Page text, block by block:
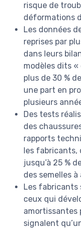
risque de
déformations
Les données
reprises par
dans leurs
modèles dits
plus de 30 %
une part en
plusieurs
Des tests
des
rapports
les fabricants,
jusqu’à 25 %
des semelles
Les fabricants
ceux qui
amortissantes
signalent